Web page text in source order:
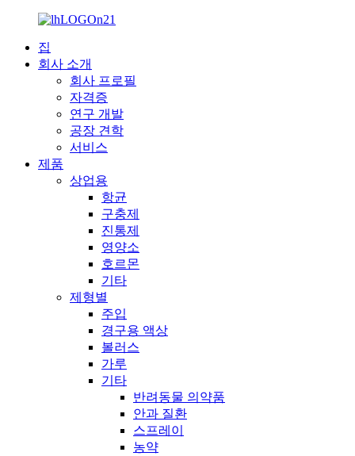
집
회사 소개
회사 프로필
자격증
연구 개발
공장 견학
서비스
제품
상업용
항균
구충제
진통제
영양소
호르몬
기타
제형별
주입
경구용 액상
볼러스
가루
기타
반려동물 의약품
안과 질환
스프레이
농약